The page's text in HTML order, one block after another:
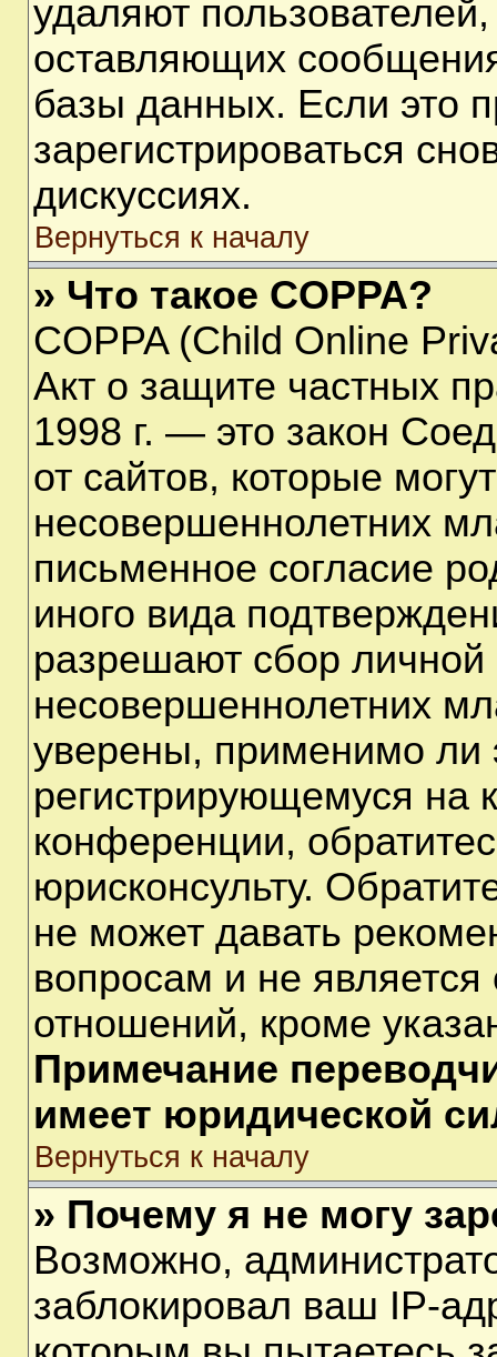
удаляют
оставляющих
базы данных. Если это
зарегистрироваться
дискуссиях.
Вернуться к началу
» Что такое COPPA?
COPPA (Child Online
Акт о защите частных
1998 г. — это закон
от сайтов, которые
несовершеннолетних
письменное согласие
иного вида
разрешают сбор
несовершеннолетних
уверены, применимо ли
регистрирующемуся на
конференции,
юрисконсульту.
не может давать
вопросам и не
отношений, кроме
Примечание
имеет юридической
Вернуться к началу
» Почему я не могу
Возможно,
заблокировал ваш IP-